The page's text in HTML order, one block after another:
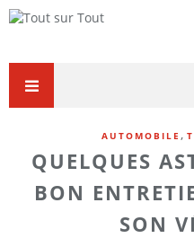
AUTOMOBILE ,
QUELQUES
BON
SON